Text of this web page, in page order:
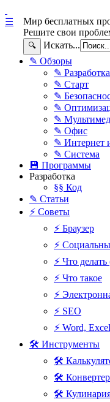
Мир бесплатных
Решите свои
🔍 Искать...
☰
✎ Обзоры
✎ Разработка
✎ Старт
✎
✎
✎
✎ Офис
✎ Интернет
✎ Система
💾 Программы
Разработка
§§ Код
✎ Статьи
⚡ Советы
⚡ Браузер
⚡
⚡ Что
⚡ Что такое
⚡
⚡ SEO
⚡ Word,
🛠 Инструменты
🛠
🛠
🛠